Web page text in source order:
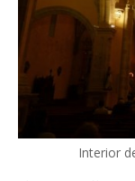
Interior